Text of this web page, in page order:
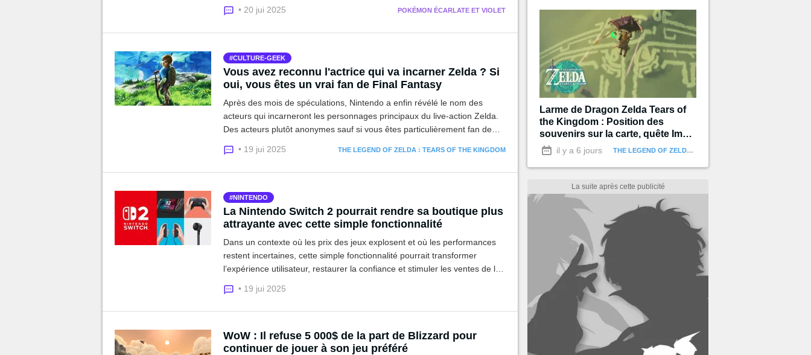
• 20 jui 2025 POKÉMON ÉCARLATE ET VIOLET
CULTURE-GEEK
Vous avez reconnu l'actrice qui va incarner Zelda ? Si
oui, vous êtes un vrai fan de Final Fantasy
Après des mois de spéculations, Nintendo a enfin révélé le nom des
acteurs qui incarneront les personnages principaux du live-action Zelda.
Des acteurs plutôt anonymes sauf si vous êtes particulièrement fan de
• 19 jui 2025 THE LEGEND OF ZELDA : TEARS OF THE KINGDOM
NINTENDO
La Nintendo Switch 2 pourrait rendre sa boutique plus
attrayante avec cette simple fonctionnalité
Dans un contexte où les prix des jeux explosent et où les performances
restent incertaines, cette simple fonctionnalité pourrait transformer
l’expérience utilisateur, restaurer la confiance et stimuler les ventes de la
• 19 jui 2025
WoW : Il refuse 5 000$ de la part de Blizzard pour
continuer de jouer à son jeu préféré
Larme de Dragon Zelda Tears of
the Kingdom : Position des
souvenirs sur la carte, quête Impa
et les Géoglyphes
il y a 6 jours THE LEGEND OF ZELDA : TEARS OF THE KINGDOM